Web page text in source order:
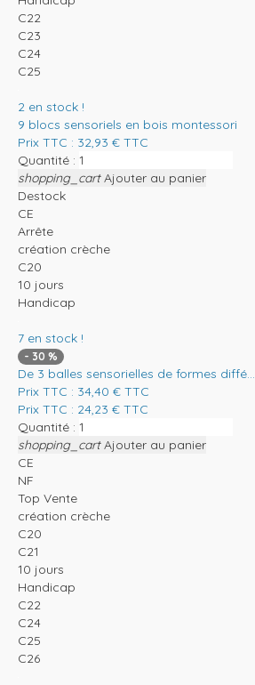
C22
C23
C24
C25
2 en stock !
9 blocs sensoriels en bois montessori
Prix TTC : 32,93 € TTC
Quantité :
shopping_cart Ajouter au panier
Destock
CE
Arrête
création crèche
C20
10 jours
Handicap
7 en stock !
- 30 %
De 3 balles sensorielles de formes diffé...
Prix TTC : 34,40 € TTC
Prix TTC : 24,23 € TTC
Quantité :
shopping_cart Ajouter au panier
CE
NF
Top Vente
création crèche
C20
C21
10 jours
Handicap
C22
C24
C25
C26